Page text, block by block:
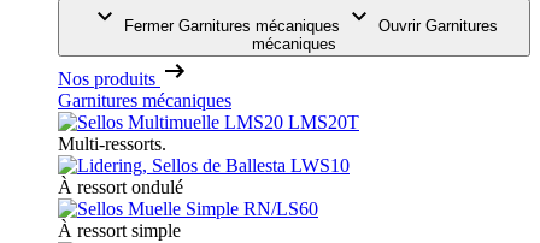
Fermer Garnitures mécaniques
Ouvrir Garnitures
mécaniques
Nos produits
Garnitures mécaniques
Multi-ressorts.
À ressort ondulé
À ressort simple